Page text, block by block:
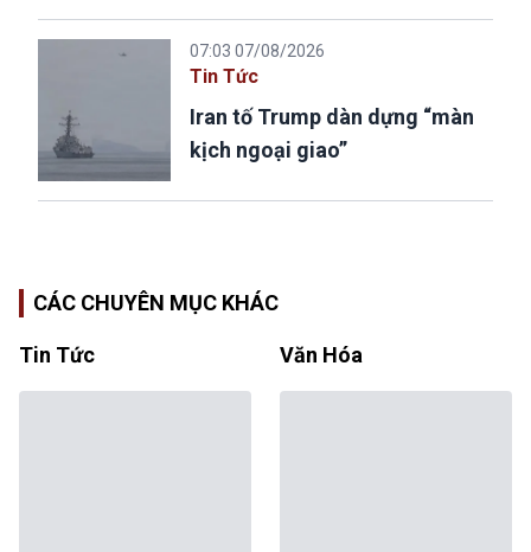
07:03 07/08/2026
Tin Tức
Iran tố Trump dàn dựng “màn
kịch ngoại giao”
CÁC CHUYÊN MỤC KHÁC
Tin Tức Văn Hóa